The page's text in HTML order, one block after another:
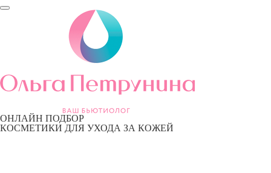
ОНЛАЙН ПОДБОР
КОСМЕТИКИ ДЛЯ УХОДА ЗА КОЖЕЙ